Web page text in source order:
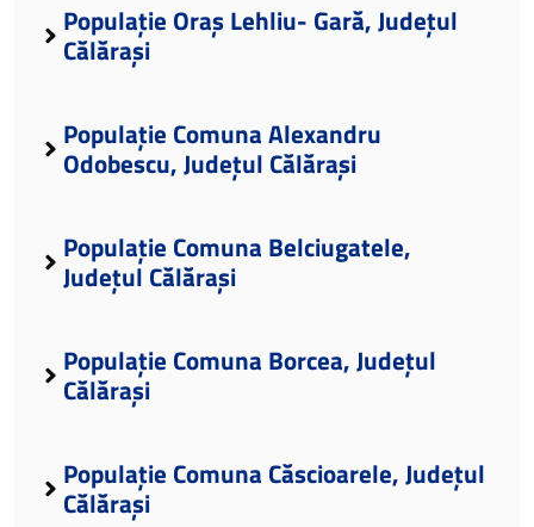
Populație Oraș Lehliu- Gară, Județul
Călărași
Populație Comuna Alexandru
Odobescu, Județul Călărași
Populație Comuna Belciugatele,
Județul Călărași
Populație Comuna Borcea, Județul
Călărași
Populație Comuna Căscioarele, Județul
Călărași